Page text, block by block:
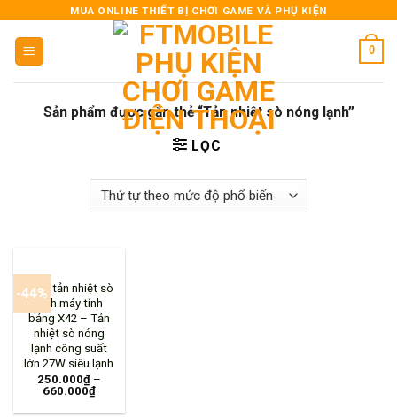
content
MUA ONLINE THIẾT BỊ CHƠI GAME VÀ PHỤ KIỆN
0
Sản phẩm được gắn thẻ “Tản nhiệt sò nóng lạnh”
LỌC
-44%
Quạt tản nhiệt sò
lạnh máy tính
bảng X42 – Tản
nhiệt sò nóng
lạnh công suất
lớn 27W siêu lạnh
250.000₫–
660.000₫